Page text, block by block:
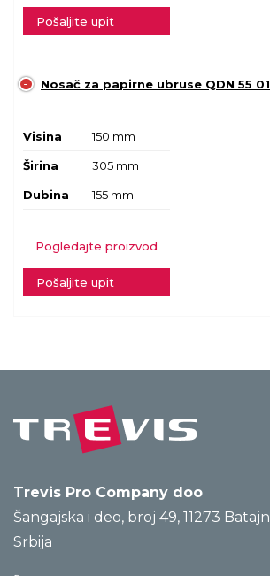
Pošaljite upit
Nosač za papirne ubruse QDN 55 01
Visina 150 mm
Širina 305 mm
Dubina 155 mm
Pogledajte proizvod
Pošaljite upit
Trevis Pro Company doo
Šangajska i deo, broj 49, 11273
Srbija